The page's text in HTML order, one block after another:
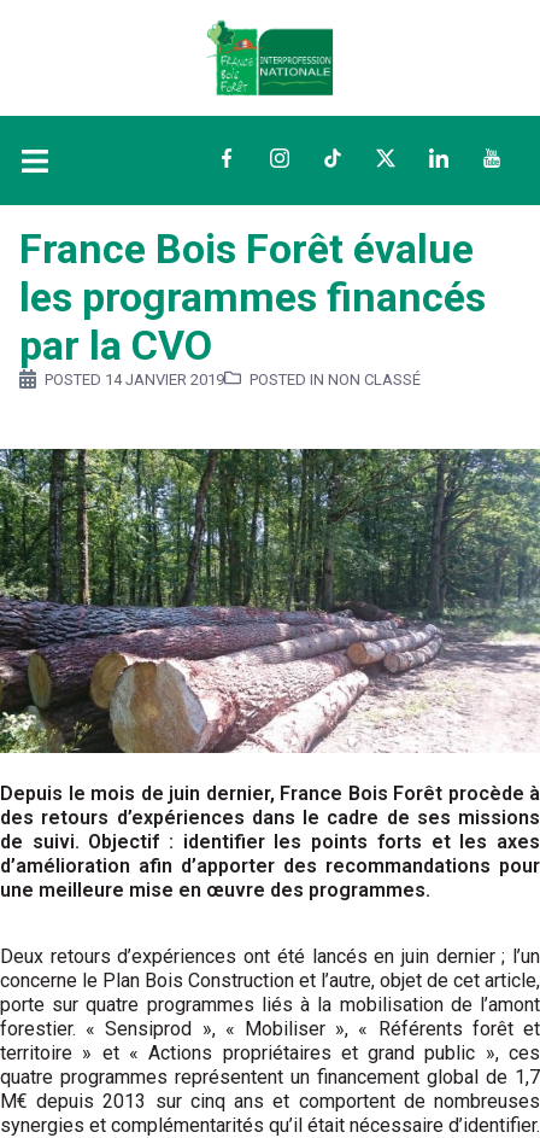
FacebookInstagramTikTokTwitterLinkedIn
France Bois Forêt évalue
les programmes financés
par la CVO
POSTED 14 JANVIER 2019 POSTED IN NON CLASSÉ
Depuis le mois de juin dernier, France Bois Forêt procède à
des retours d’expériences dans le cadre de ses missions
de suivi. Objectif : identifier les points forts et les axes
d’amélioration afin d’apporter des recommandations pour
une meilleure mise en œuvre des programmes.
Deux retours d’expériences ont été lancés en juin dernier ; l’un
concerne le Plan Bois Construction et l’autre, objet de cet article,
porte sur quatre programmes liés à la mobilisation de l’amont
forestier. « Sensiprod », « Mobiliser », « Référents forêt et
territoire » et « Actions propriétaires et grand public », ces
quatre programmes représentent un financement global de 1,7
M€ depuis 2013 sur cinq ans et comportent de nombreuses
synergies et complémentarités qu’il était nécessaire d’identifier.